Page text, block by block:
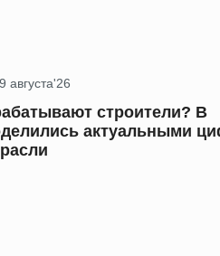
августа'26
строители? В
актуальными